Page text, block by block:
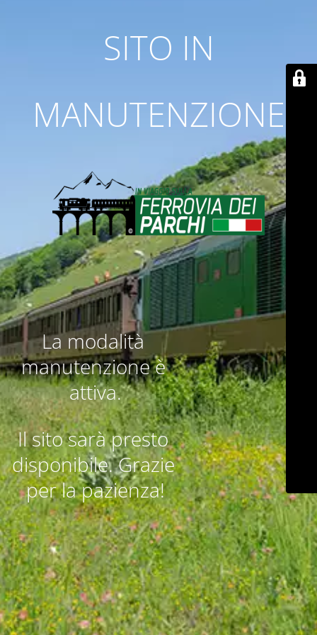
SITO IN
MANUTENZIONE
La modalità
manutenzione è
attiva.
Il sito sarà presto
disponibile. Grazie
per la pazienza!